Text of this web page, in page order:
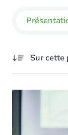
Sur cette
Les